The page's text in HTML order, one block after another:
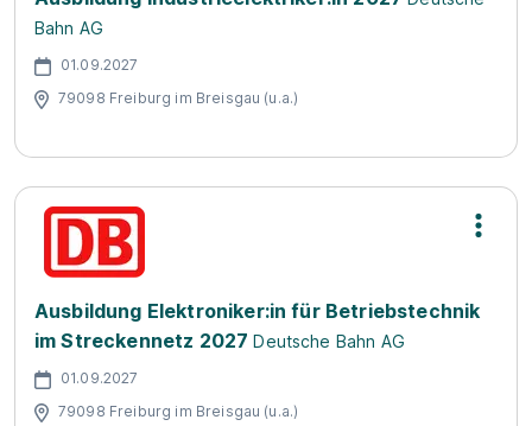
Bahn AG
01.09.2027
79098 Freiburg im Breisgau (u.a.)
Ausbildung Elektroniker:in für Betriebstechnik
im Streckennetz 2027 Deutsche Bahn AG
01.09.2027
79098 Freiburg im Breisgau (u.a.)